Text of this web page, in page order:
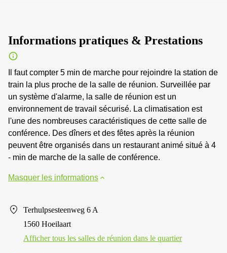
Informations pratiques & Prestations
Il faut compter 5 min de marche pour rejoindre la station de
train la plus proche de la salle de réunion. Surveillée par
un système d'alarme, la salle de réunion est un
environnement de travail sécurisé. La climatisation est
l'une des nombreuses caractéristiques de cette salle de
conférence. Des dîners et des fêtes après la réunion
peuvent être organisés dans un restaurant animé situé à 4
- min de marche de la salle de conférence.
Masquer les informations
Terhulpsesteenweg 6 A
1560 Hoeilaart
Afficher tous les salles de réunion dans le quartier